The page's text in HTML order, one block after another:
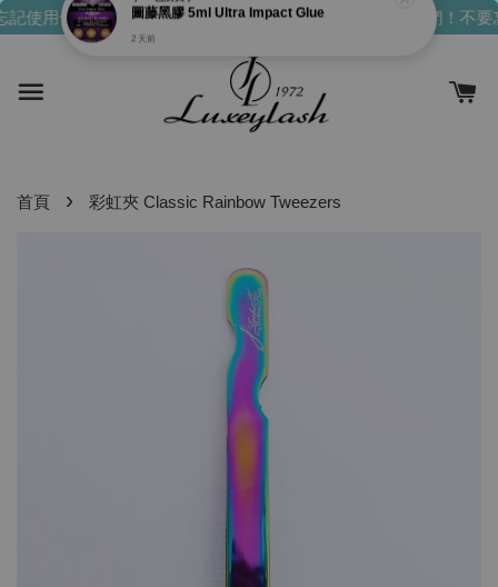
使用你們的發財金！買越多，送越多！親愛的消費會員們！不要
首頁 › 彩虹夾 Classic Rainbow Tweezers